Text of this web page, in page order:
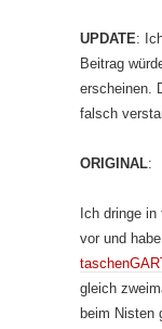
UPDATE:
Beitrag
erscheinen.
falsch
ORIGINAL:
Ich dringe
vor und
gleich
beim Nisten